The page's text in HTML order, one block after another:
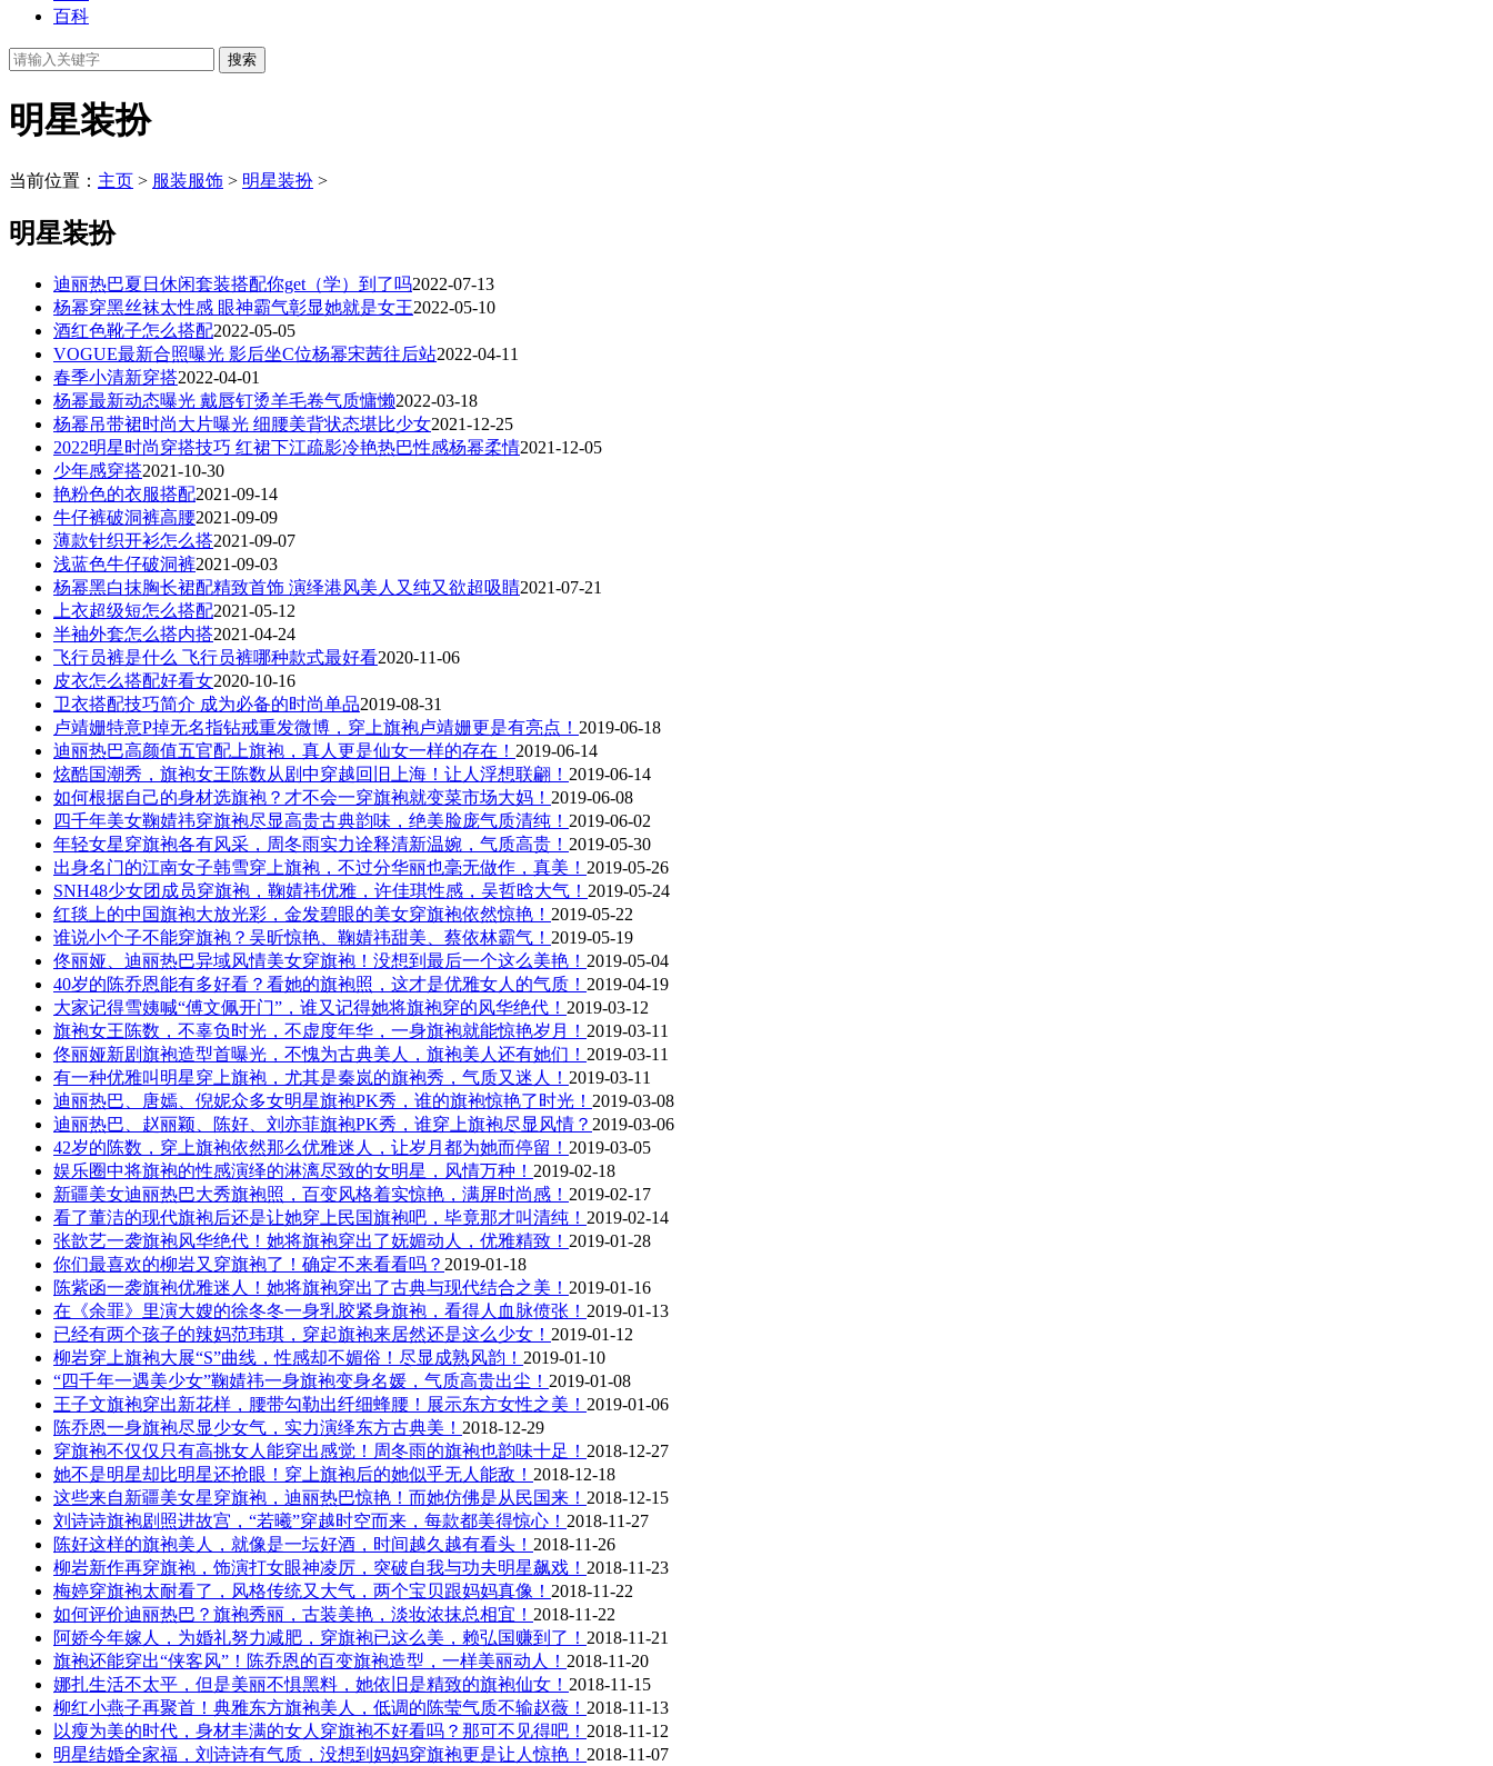
百科
明星装扮
当前位置： 主页 > 服装服饰 > 明星装扮 >
明星装扮
迪丽热巴夏日休闲套装搭配你get（学）到了吗2022-07-13
杨幂穿黑丝袜太性感 眼神霸气彰显她就是女王2022-05-10
酒红色靴子怎么搭配2022-05-05
VOGUE最新合照曝光 影后坐C位杨幂宋茜往后站2022-04-11
春季小清新穿搭2022-04-01
杨幂最新动态曝光 戴唇钉烫羊毛卷气质慵懒2022-03-18
杨幂吊带裙时尚大片曝光 细腰美背状态堪比少女2021-12-25
2022明星时尚穿搭技巧 红裙下江疏影冷艳热巴性感杨幂柔情2021-12-05
少年感穿搭2021-10-30
艳粉色的衣服搭配2021-09-14
牛仔裤破洞裤高腰2021-09-09
薄款针织开衫怎么搭2021-09-07
浅蓝色牛仔破洞裤2021-09-03
杨幂黑白抹胸长裙配精致首饰 演绎港风美人又纯又欲超吸睛2021-07-21
上衣超级短怎么搭配2021-05-12
半袖外套怎么搭内搭2021-04-24
飞行员裤是什么 飞行员裤哪种款式最好看2020-11-06
皮衣怎么搭配好看女2020-10-16
卫衣搭配技巧简介 成为必备的时尚单品2019-08-31
卢靖姗特意P掉无名指钻戒重发微博，穿上旗袍卢靖姗更是有亮点！ 2019-06-18
迪丽热巴高颜值五官配上旗袍，真人更是仙女一样的存在！ 2019-06-14
炫酷国潮秀，旗袍女王陈数从剧中穿越回旧上海！让人浮想联翩！ 2019-06-14
如何根据自己的身材选旗袍？才不会一穿旗袍就变菜市场大妈！ 2019-06-08
四千年美女鞠婧祎穿旗袍尽显高贵古典韵味，绝美脸庞气质清纯！ 2019-06-02
年轻女星穿旗袍各有风采，周冬雨实力诠释清新温婉，气质高贵！ 2019-05-30
出身名门的江南女子韩雪穿上旗袍，不过分华丽也毫无做作，真美！ 2019-05-26
SNH48少女团成员穿旗袍，鞠婧祎优雅，许佳琪性感，吴哲晗大气！ 2019-05-24
红毯上的中国旗袍大放光彩，金发碧眼的美女穿旗袍依然惊艳！ 2019-05-22
谁说小个子不能穿旗袍？吴昕惊艳、鞠婧祎甜美、蔡依林霸气！ 2019-05-19
佟丽娅、迪丽热巴异域风情美女穿旗袍！没想到最后一个这么美艳！ 2019-05-04
40岁的陈乔恩能有多好看？看她的旗袍照，这才是优雅女人的气质！ 2019-04-19
大家记得雪姨喊“傅文佩开门”，谁又记得她将旗袍穿的风华绝代！ 2019-03-12
旗袍女王陈数，不辜负时光，不虚度年华，一身旗袍就能惊艳岁月！ 2019-03-11
佟丽娅新剧旗袍造型首曝光，不愧为古典美人，旗袍美人还有她们！ 2019-03-11
有一种优雅叫明星穿上旗袍，尤其是秦岚的旗袍秀，气质又迷人！ 2019-03-11
迪丽热巴、唐嫣、倪妮众多女明星旗袍PK秀，谁的旗袍惊艳了时光！ 2019-03-08
迪丽热巴、赵丽颖、陈好、刘亦菲旗袍PK秀，谁穿上旗袍尽显风情？ 2019-03-06
42岁的陈数，穿上旗袍依然那么优雅迷人，让岁月都为她而停留！ 2019-03-05
娱乐圈中将旗袍的性感演绎的淋漓尽致的女明星，风情万种！ 2019-02-18
新疆美女迪丽热巴大秀旗袍照，百变风格着实惊艳，满屏时尚感！ 2019-02-17
看了董洁的现代旗袍后还是让她穿上民国旗袍吧，毕竟那才叫清纯！ 2019-02-14
张歆艺一袭旗袍风华绝代！她将旗袍穿出了妩媚动人，优雅精致！ 2019-01-28
你们最喜欢的柳岩又穿旗袍了！确定不来看看吗？ 2019-01-18
陈紫函一袭旗袍优雅迷人！她将旗袍穿出了古典与现代结合之美！ 2019-01-16
在《余罪》里演大嫂的徐冬冬一身乳胶紧身旗袍，看得人血脉偾张！ 2019-01-13
已经有两个孩子的辣妈范玮琪，穿起旗袍来居然还是这么少女！ 2019-01-12
柳岩穿上旗袍大展“S”曲线，性感却不媚俗！尽显成熟风韵！ 2019-01-10
“四千年一遇美少女”鞠婧祎一身旗袍变身名媛，气质高贵出尘！ 2019-01-08
王子文旗袍穿出新花样，腰带勾勒出纤细蜂腰！展示东方女性之美！ 2019-01-06
陈乔恩一身旗袍尽显少女气，实力演绎东方古典美！ 2018-12-29
穿旗袍不仅仅只有高挑女人能穿出感觉！周冬雨的旗袍也韵味十足！ 2018-12-27
她不是明星却比明星还抢眼！穿上旗袍后的她似乎无人能敌！ 2018-12-18
这些来自新疆美女星穿旗袍，迪丽热巴惊艳！而她仿佛是从民国来！ 2018-12-15
刘诗诗旗袍剧照进故宫，“若曦”穿越时空而来，每款都美得惊心！ 2018-11-27
陈好这样的旗袍美人，就像是一坛好酒，时间越久越有看头！ 2018-11-26
柳岩新作再穿旗袍，饰演打女眼神凌厉，突破自我与功夫明星飙戏！ 2018-11-23
梅婷穿旗袍太耐看了，风格传统又大气，两个宝贝跟妈妈真像！ 2018-11-22
如何评价迪丽热巴？旗袍秀丽，古装美艳，淡妆浓抹总相宜！ 2018-11-22
阿娇今年嫁人，为婚礼努力减肥，穿旗袍已这么美，赖弘国赚到了！ 2018-11-21
旗袍还能穿出“侠客风”！陈乔恩的百变旗袍造型，一样美丽动人！ 2018-11-20
娜扎生活不太平，但是美丽不惧黑料，她依旧是精致的旗袍仙女！ 2018-11-15
柳红小燕子再聚首！典雅东方旗袍美人，低调的陈莹气质不输赵薇！ 2018-11-13
以瘦为美的时代，身材丰满的女人穿旗袍不好看吗？那可不见得吧！ 2018-11-12
明星结婚全家福，刘诗诗有气质，没想到妈妈穿旗袍更是让人惊艳！ 2018-11-07